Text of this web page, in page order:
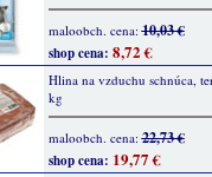
maloobch. cena:10,03 €
shop cena: 8,72 €
Hlina na vzduchu schnúca,
kg
maloobch. cena:22,73 €
shop cena: 19,77 €